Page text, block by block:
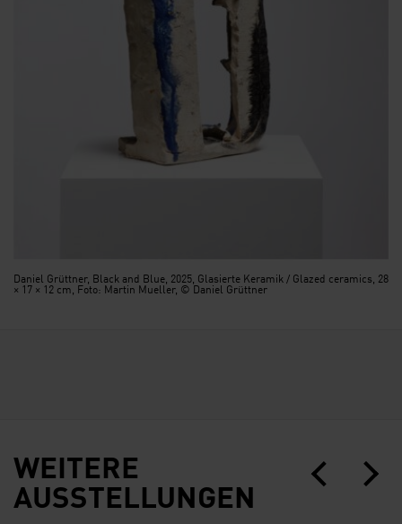
Daniel Grüttner, Black and Blue, 2025, Glasierte Keramik / Glazed ceramics, 28
× 17 × 12 cm, Foto: Martin Mueller, © Daniel Grüttner
WEITERE
AUSSTELLUNGEN